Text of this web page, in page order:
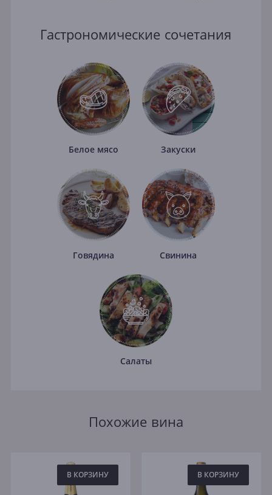
Гастрономические сочетания
Белое мясо Закуски
Говядина Свинина
Салаты
Похожие вина
В КОРЗИНУ В КОРЗИНУ